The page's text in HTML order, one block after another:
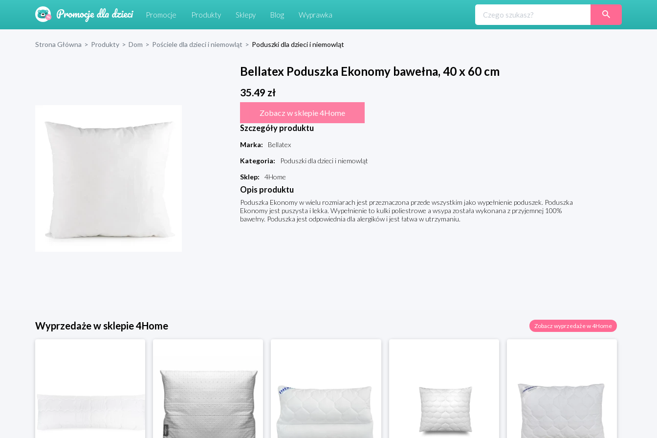
Promocje Produkty Sklepy Blog Wyprawka
Strona Główna > Produkty > Dom > Pościele dla dzieci i niemowląt > Poduszki dla dzieci i niemowląt
Bellatex Poduszka Ekonomy bawełna, 40 x 60 cm
35.49 zł
Zobacz w sklepie 4Home
Szczegóły produktu
Marka:
Bellatex
Kategoria:
Poduszki dla dzieci i niemowląt
Sklep: 4Home
Opis produktu
Poduszka Ekonomy w wielu rozmiarach jest przeznaczona przede wszystkim jako wypełnienie poduszek. Poduszka
Ekonomy jest puszysta i lekka. Wypełnienie to kulki poliestrowe a wsypa została wykonana z przyjemnej 100%
bawełny. Poduszka jest odpowiednia dla alergików i jest łatwa w utrzymaniu.
Wyprzedaże w sklepie 4Home Zobacz wyprzedaże w 4Home